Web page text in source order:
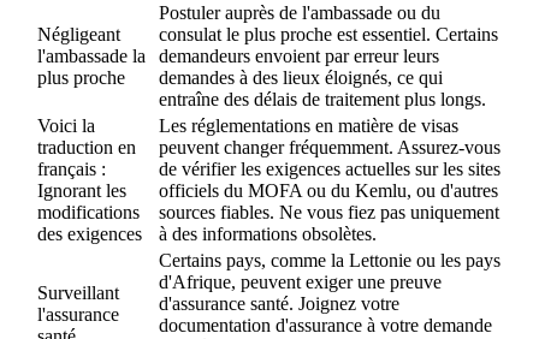
Négligeant
l'ambassade la
plus proche
Postuler auprès de l'ambassade ou du
consulat le plus proche est essentiel. Certains
demandeurs envoient par erreur leurs
demandes à des lieux éloignés, ce qui
entraîne des délais de traitement plus longs.
Voici la
traduction en
français :
Ignorant les
modifications
des exigences
Les réglementations en matière de visas
peuvent changer fréquemment. Assurez-vous
de vérifier les exigences actuelles sur les sites
officiels du MOFA ou du Kemlu, ou d'autres
sources fiables. Ne vous fiez pas uniquement
à des informations obsolètes.
Surveillant
l'assurance
Certains pays, comme la Lettonie ou les pays
d'Afrique, peuvent exiger une preuve
d'assurance santé. Joignez votre
documentation d'assurance à votre demande